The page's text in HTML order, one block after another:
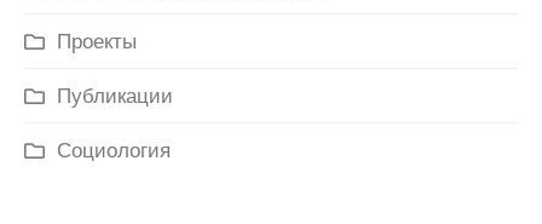
Проекты
Публикации
Социология